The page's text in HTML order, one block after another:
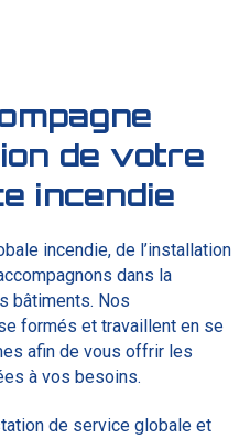
de votre
incendie
incendie, de l’installation
dans la
bâtiments. Nos
formés et travaillent en se
afin de vous offrir les
à vos besoins.
de service globale et